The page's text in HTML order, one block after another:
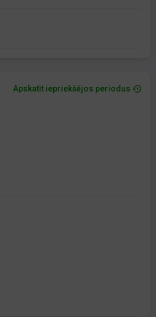
Apskatīt iepriekšējos periodus